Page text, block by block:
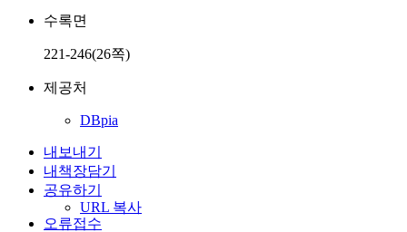
수록면
221-246(26쪽)
제공처
DBpia
내보내기
내책장담기
공유하기
URL 복사
오류접수